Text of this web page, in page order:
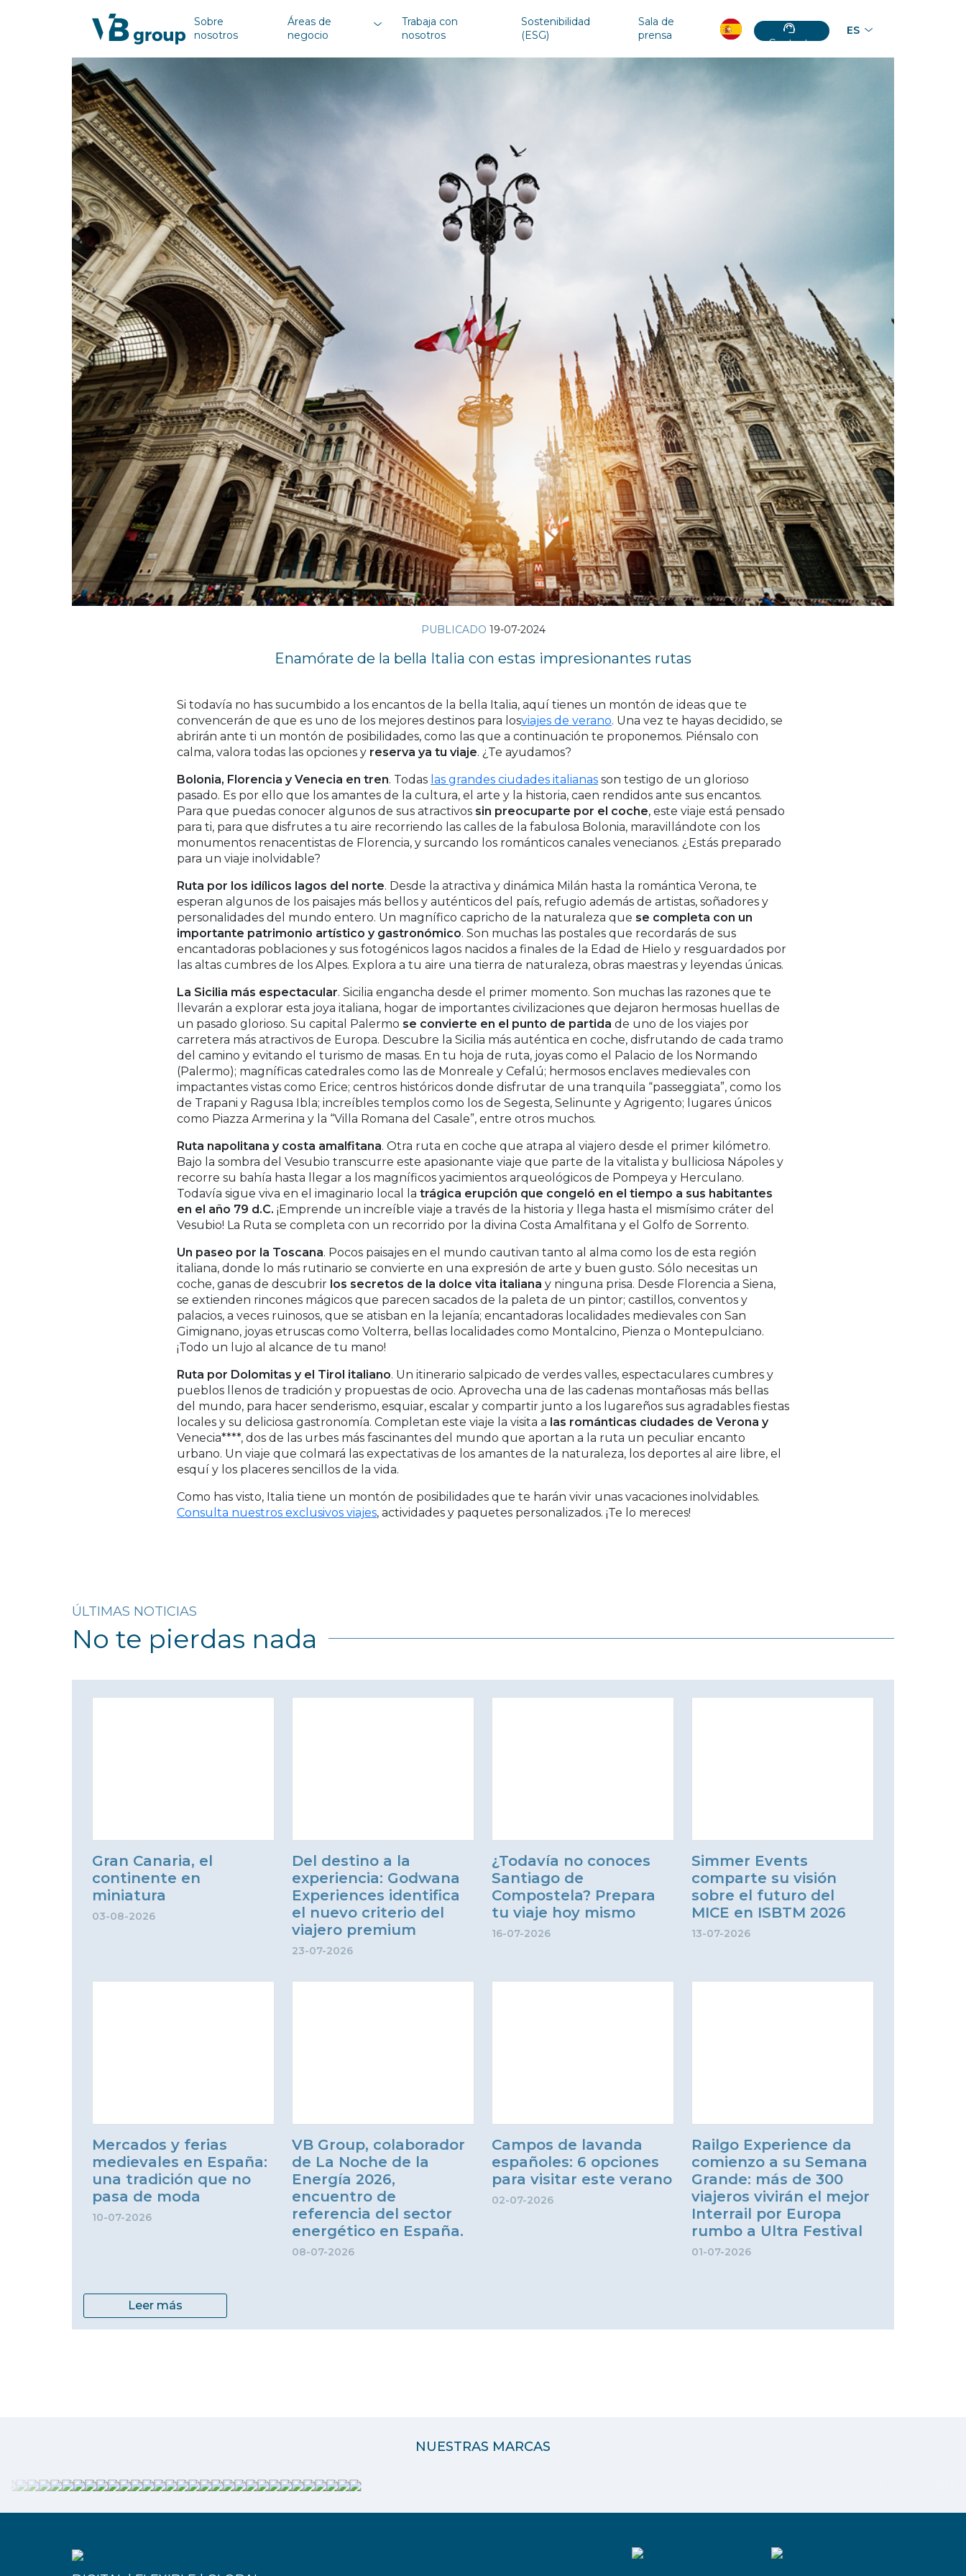
Sobre
nosotros
Áreas de
negocio
Trabaja con
nosotros
Sostenibilidad
(ESG)
Sala de
prensa
Contacto
ES
PUBLICADO 19-07-2024
Enamórate de la bella Italia con estas impresionantes rutas
Si todavía no has sucumbido a los encantos de la bella Italia, aquí tienes un montón de ideas que te
convencerán de que es uno de los mejores destinos para losviajes de verano. Una vez te hayas decidido, se
abrirán ante ti un montón de posibilidades, como las que a continuación te proponemos. Piénsalo con
calma, valora todas las opciones y reserva ya tu viaje. ¿Te ayudamos?
Bolonia, Florencia y Venecia en tren. Todas las grandes ciudades italianas son testigo de un glorioso
pasado. Es por ello que los amantes de la cultura, el arte y la historia, caen rendidos ante sus encantos.
Para que puedas conocer algunos de sus atractivos sin preocuparte por el coche, este viaje está pensado
para ti, para que disfrutes a tu aire recorriendo las calles de la fabulosa Bolonia, maravillándote con los
monumentos renacentistas de Florencia, y surcando los románticos canales venecianos. ¿Estás preparado
para un viaje inolvidable?
Ruta por los idílicos lagos del norte. Desde la atractiva y dinámica Milán hasta la romántica Verona, te
esperan algunos de los paisajes más bellos y auténticos del país, refugio además de artistas, soñadores y
personalidades del mundo entero. Un magnífico capricho de la naturaleza que se completa con un
importante patrimonio artístico y gastronómico. Son muchas las postales que recordarás de sus
encantadoras poblaciones y sus fotogénicos lagos nacidos a finales de la Edad de Hielo y resguardados por
las altas cumbres de los Alpes. Explora a tu aire una tierra de naturaleza, obras maestras y leyendas únicas.
La Sicilia más espectacular. Sicilia engancha desde el primer momento. Son muchas las razones que te
llevarán a explorar esta joya italiana, hogar de importantes civilizaciones que dejaron hermosas huellas de
un pasado glorioso. Su capital Palermo se convierte en el punto de partida de uno de los viajes por
carretera más atractivos de Europa. Descubre la Sicilia más auténtica en coche, disfrutando de cada tramo
del camino y evitando el turismo de masas. En tu hoja de ruta, joyas como el Palacio de los Normando
(Palermo); magníficas catedrales como las de Monreale y Cefalú; hermosos enclaves medievales con
impactantes vistas como Erice; centros históricos donde disfrutar de una tranquila “passeggiata”, como los
de Trapani y Ragusa Ibla; increíbles templos como los de Segesta, Selinunte y Agrigento; lugares únicos
como Piazza Armerina y la “Villa Romana del Casale”, entre otros muchos.
Ruta napolitana y costa amalfitana. Otra ruta en coche que atrapa al viajero desde el primer kilómetro.
Bajo la sombra del Vesubio transcurre este apasionante viaje que parte de la vitalista y bulliciosa Nápoles y
recorre su bahía hasta llegar a los magníficos yacimientos arqueológicos de Pompeya y Herculano.
Todavía sigue viva en el imaginario local la trágica erupción que congeló en el tiempo a sus habitantes
en el año 79 d.C. ¡Emprende un increíble viaje a través de la historia y llega hasta el mismísimo cráter del
Vesubio! La Ruta se completa con un recorrido por la divina Costa Amalfitana y el Golfo de Sorrento.
Un paseo por la Toscana. Pocos paisajes en el mundo cautivan tanto al alma como los de esta región
italiana, donde lo más rutinario se convierte en una expresión de arte y buen gusto. Sólo necesitas un
coche, ganas de descubrir los secretos de la dolce vita italiana y ninguna prisa. Desde Florencia a Siena,
se extienden rincones mágicos que parecen sacados de la paleta de un pintor; castillos, conventos y
palacios, a veces ruinosos, que se atisban en la lejanía; encantadoras localidades medievales con San
Gimignano, joyas etruscas como Volterra, bellas localidades como Montalcino, Pienza o Montepulciano.
¡Todo un lujo al alcance de tu mano!
Ruta por Dolomitas y el Tirol italiano. Un itinerario salpicado de verdes valles, espectaculares cumbres y
pueblos llenos de tradición y propuestas de ocio. Aprovecha una de las cadenas montañosas más bellas
del mundo, para hacer senderismo, esquiar, escalar y compartir junto a los lugareños sus agradables fiestas
locales y su deliciosa gastronomía. Completan este viaje la visita a las románticas ciudades de Verona y
Venecia****, dos de las urbes más fascinantes del mundo que aportan a la ruta un peculiar encanto
urbano. Un viaje que colmará las expectativas de los amantes de la naturaleza, los deportes al aire libre, el
esquí y los placeres sencillos de la vida.
Como has visto, Italia tiene un montón de posibilidades que te harán vivir unas vacaciones inolvidables.
Consulta nuestros exclusivos viajes, actividades y paquetes personalizados. ¡Te lo mereces!
ÚLTIMAS NOTICIAS
No te pierdas nada
Gran Canaria, el
continente en
miniatura
03-08-2026
Del destino a la
experiencia: Godwana
Experiences identifica
el nuevo criterio del
viajero premium
23-07-2026
¿Todavía no conoces
Santiago de
Compostela? Prepara
tu viaje hoy mismo
16-07-2026
Simmer Events
comparte su visión
sobre el futuro del
MICE en ISBTM 2026
13-07-2026
Mercados y ferias
medievales en España:
una tradición que no
pasa de moda
10-07-2026
VB Group, colaborador
de La Noche de la
Energía 2026,
encuentro de
referencia del sector
energético en España.
08-07-2026
Campos de lavanda
españoles: 6 opciones
para visitar este verano
02-07-2026
Railgo Experience da
comienzo a su Semana
Grande: más de 300
viajeros vivirán el mejor
Interrail por Europa
rumbo a Ultra Festival
01-07-2026
Leer más
NUESTRAS MARCAS